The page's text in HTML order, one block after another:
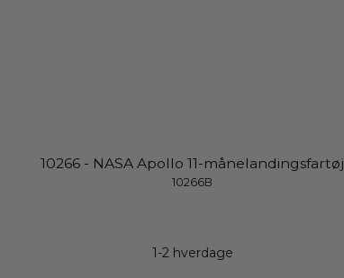
10266 - NASA Apollo 11-månelandingsfartøj
10266B
1-2 hverdage